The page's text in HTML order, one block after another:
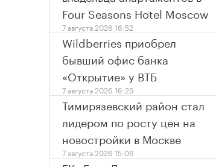
Four Seasons Hotel Moscow
7 августа 2026 16:52
Wildberries приобрел
бывший офис банка
«Открытие» у ВТБ
7 августа 2026 16:25
Тимирязевский район стал
лидером по росту цен на
новостройки в Москве
7 августа 2026 15:06